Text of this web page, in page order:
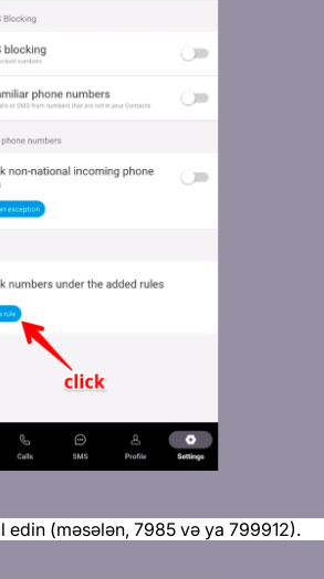
(məsələn, 7985 və ya 799912).